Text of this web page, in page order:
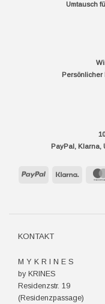
Umtausch
Persönlicher
PayPal, Klarna,
PayPal Klarna
KONTAKT
M Y K R I N E S
by KRINES
Residenzstr. 19
(Residenzpassage)